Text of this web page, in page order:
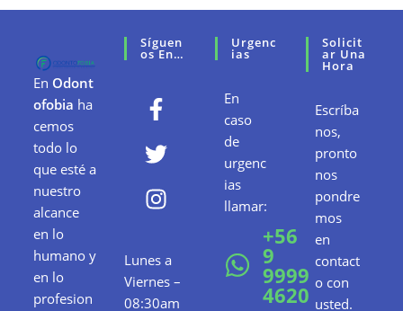
En Odont
ofobia ha
cemos
todo lo
que esté a
nuestro
alcance
en lo
humano y
en lo
profesion
Síguen
Os En…
Lunes a
Viernes –
08:30am
Urgenc
Ias
En
caso
de
urgenc
ias
llamar:
+56
9
9999
4620
Solicit
Ar Una
Hora
Escríba
nos,
pronto
nos
pondre
mos
en
contact
o con
usted.